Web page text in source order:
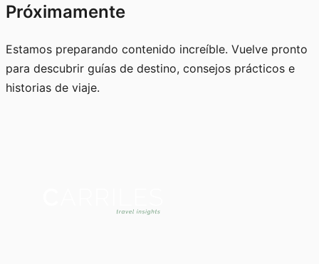
Próximamente
Estamos preparando contenido increíble. Vuelve pronto
para descubrir guías de destino, consejos prácticos e
historias de viaje.